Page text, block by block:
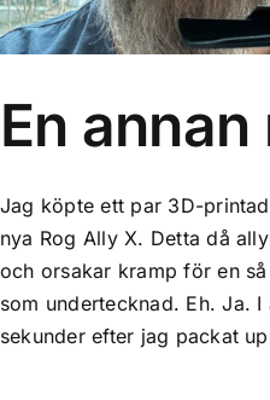
En
Jag köpte ett par 3D-
nya Rog Ally X. Detta då
och orsakar kramp för en
som undertecknad. Eh. Ja.
sekunder efter jag packat